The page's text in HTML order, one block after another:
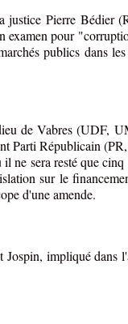
justice Pierre Bédier
examen pour
publics dans
de Vabres (UDF,
Parti Républicain
ne sera resté que cinq
sur le
d'une amende.
impliqué dans